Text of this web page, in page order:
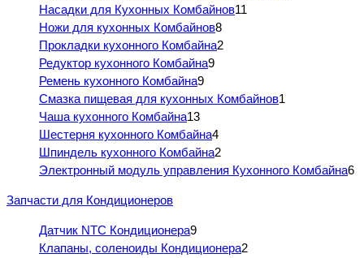
Насадки для Кухонных Комбайнов11
Ножи для кухонных Комбайнов8
Прокладки кухонного Комбайна2
Редуктор кухонного Комбайна9
Ремень кухонного Комбайна9
Смазка пищевая для кухонных Комбайнов1
Чаша кухонного Комбайна13
Шестерня кухонного Комбайна4
Шпиндель кухонного Комбайна2
Электронный модуль управления Кухонного Комбайна6
Запчасти для Кондиционеров
Датчик NTC Кондиционера9
Клапаны, соленоиды Кондиционера2